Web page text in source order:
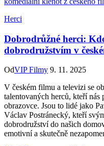
Herci
Dobrodrůžné herci:
dobrodružstvím v
OdVIP Filmy 9. 11. 2025
V českém filmu a televizi se
talentovaných herců, kteří nás
obrazovce. Jsou to lidé jako
Václav Postránecký, kteří
dobrodružství do našich
emotivní a skutečně